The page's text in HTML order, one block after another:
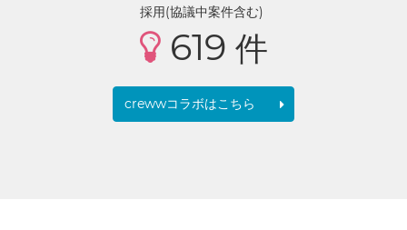
採用(協議中案件含む)
619 件
crewwコラボはこちら